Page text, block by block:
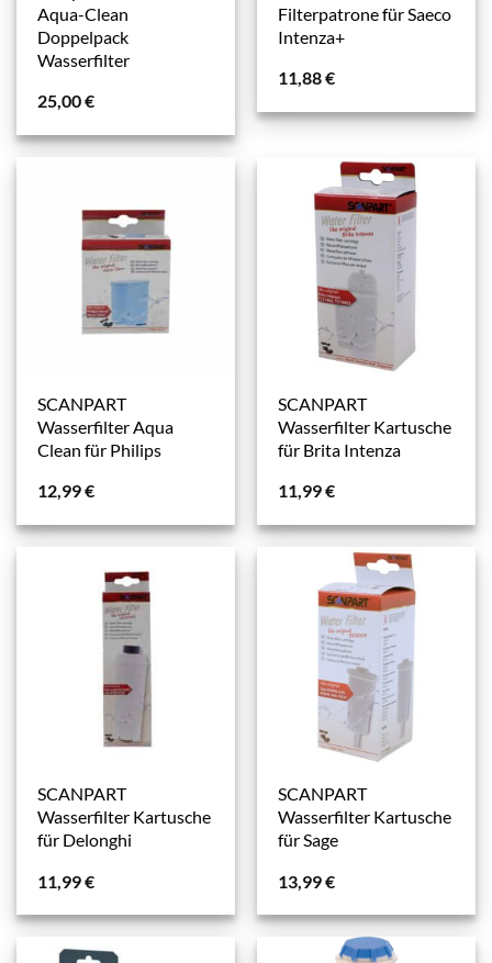
Aqua-Clean
Doppelpack
Wasserfilter
25,00€
Filterpatrone für Saeco
Intenza+
11,88€
SCANPART
Wasserfilter Aqua
Clean für Philips
12,99€
SCANPART
Wasserfilter Kartusche
für Brita Intenza
11,99€
SCANPART
Wasserfilter Kartusche
für Delonghi
11,99€
SCANPART
Wasserfilter Kartusche
für Sage
13,99€